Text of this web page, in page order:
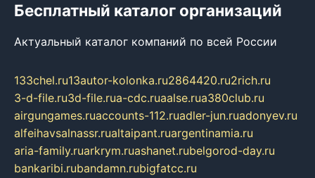
Бесплатный каталог организаций
Актуальный каталог компаний по всей России
133chel.ru13autor-kolonka.ru2864420.ru2rich.ru
3-d-file.ru3d-file.rua-cdc.ruaalse.rua380club.ru
airgungames.ruaccounts-112.ruadler-jun.ruadonyev.ru
alfeihavsalnassr.rualtaipant.ruargentinamia.ru
aria-family.ruarkrym.ruashanet.rubelgorod-day.ru
bankaribi.rubandamn.rubigfatcc.ru